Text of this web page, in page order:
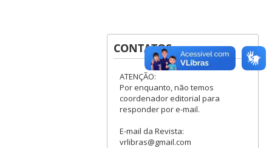
CONTATOS
ATENÇÃO:
Por enquanto, não temos
coordenador editorial para
responder por e-mail.
E-mail da Revista:
vrlibras@gmail.com